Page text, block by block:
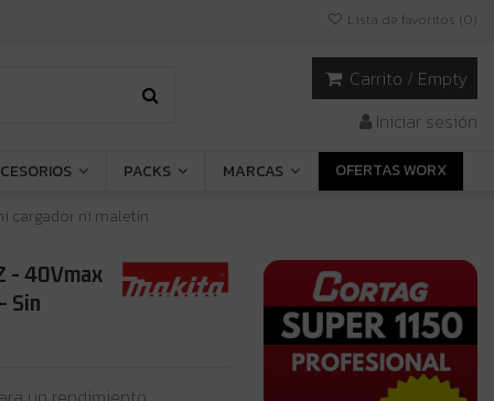
Lista de favoritos (0)
Carrito / Empty
Iniciar sesión
PACKS MARCAS
OFERTAS WORX
cargador ni maletín
- 40Vmax
Sin